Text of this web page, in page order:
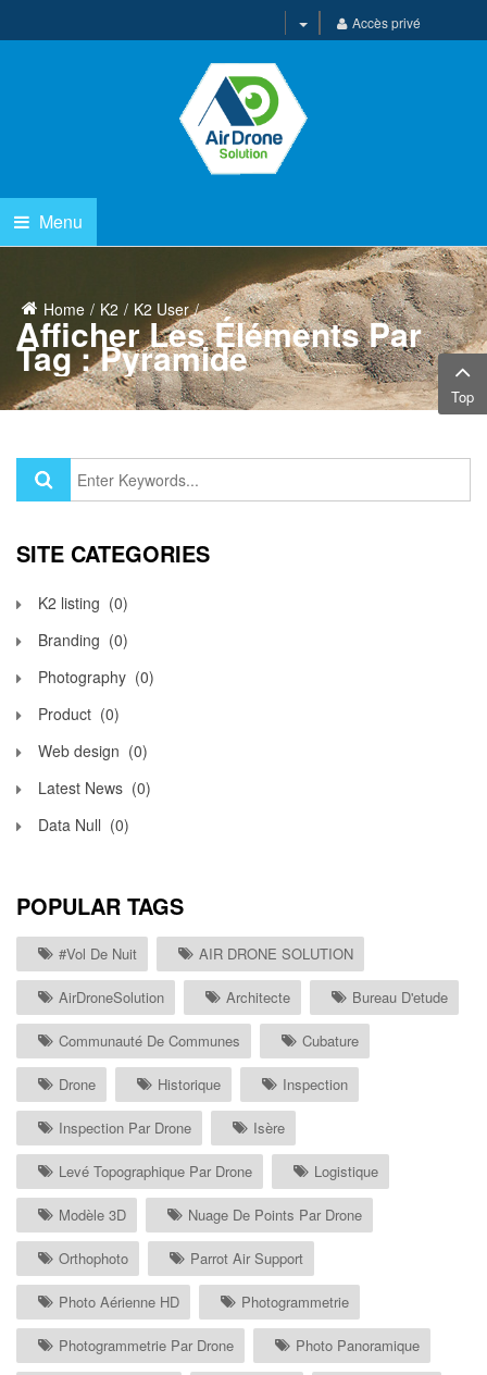
Accès privé
Menu
Home K2 K2 User
Afficher Les Éléments Par
Tag : Pyramide
SITE CATEGORIES
K2 listing (0)
Branding (0)
Photography (0)
Product (0)
Web design (0)
Latest News (0)
Data Null (0)
POPULAR TAGS
#vol De Nuit AIR DRONE SOLUTION
AirDroneSolution Architecte Bureau D'etude
Communauté De Communes Cubature
Drone Historique Inspection
Inspection Par Drone Isère
Levé Topographique Par Drone Logistique
Modèle 3D Nuage De Points Par Drone
Orthophoto Parrot Air Support
Photo Aérienne HD Photogrammetrie
Photogrammetrie Par Drone Photo Panoramique
Top